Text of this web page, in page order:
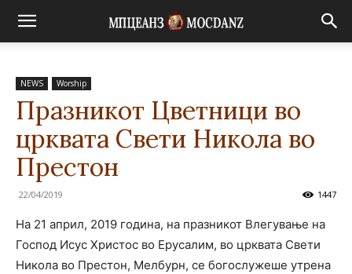
NEWS Worship
Празникот Цветници во
црквата Свети Никола во
Престон
22/04/2019 1447
На 21 април, 2019 година, на празникот Влегување на
Господ Исус Христос во Ерусалим, во црквата Свети
Никола во Престон, Мелбурн, се богослужеше утрена